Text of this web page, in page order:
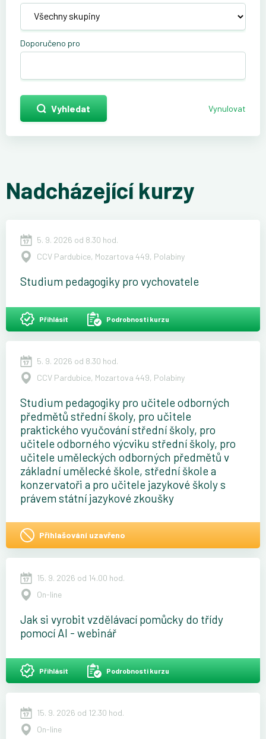
Doporučeno pro
Vyhledat Vynulovat
Nadcházející kurzy
5. 9. 2026 od 8.30 hod.
CCV Pardubice, Mozartova 449, Polabiny
Studium pedagogiky pro vychovatele
Přihlásit Podrobnosti kurzu
5. 9. 2026 od 8.30 hod.
CCV Pardubice, Mozartova 449, Polabiny
Studium pedagogiky pro učitele odborných
předmětů střední školy, pro učitele
praktického vyučování střední školy, pro
učitele odborného výcviku střední školy, pro
učitele uměleckých odborných předmětů v
základní umělecké škole, střední škole a
konzervatoři a pro učitele jazykové školy s
právem státní jazykové zkoušky
Přihlašování uzavřeno
15. 9. 2026 od 14.00 hod.
On-line
Jak si vyrobit vzdělávací pomůcky do třídy
pomocí AI - webinář
Přihlásit Podrobnosti kurzu
15. 9. 2026 od 12.30 hod.
On-line